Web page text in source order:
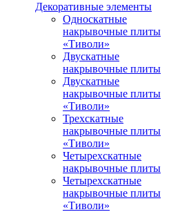
Декоративные элементы
Односкатные
накрывочные плиты
«Тиволи»
Двускатные
накрывочные плиты
Двускатные
накрывочные плиты
«Тиволи»
Трехскатные
накрывочные плиты
«Тиволи»
Четырехскатные
накрывочные плиты
Четырехскатные
накрывочные плиты
«Тиволи»